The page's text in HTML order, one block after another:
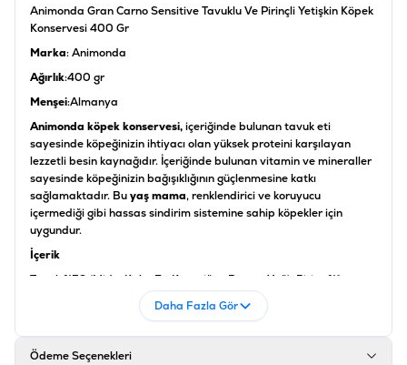
Animonda Gran Carno Sensitive Tavuklu Ve Pirinçli Yetişkin Köpek
Konservesi 400 Gr
Marka: Animonda
Ağırlık:400 gr
Menşei:Almanya
Animonda köpek konservesi,içeriğinde bulunan tavuk eti
sayesinde köpeğinizin ihtiyacı olan yüksek proteini karşılayan
lezzetli besin kaynağıdır. İçeriğinde bulunan vitamin ve mineraller
sayesinde köpeğinizin bağışıklığının güçlenmesine katkı
sağlamaktadır. Buyaş mama, renklendirici ve koruyucu
içermediği gibi hassas sindirim sistemine sahip köpekler için
uygundur.
İçerik
Tavuk %59 (Mide, Kalp, Et, Karaciğer, Boyun, Yağ), Pirinç %1
Nem %80
Daha Fazla Gör
Ödeme Seçenekleri